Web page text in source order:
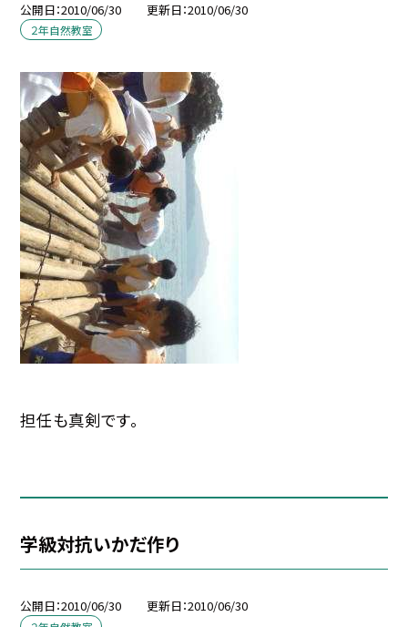
公開日 2010/06/30 更新日 2010/06/30
２年自然教室
担任も真剣です。
学級対抗いかだ作り
公開日 2010/06/30 更新日 2010/06/30